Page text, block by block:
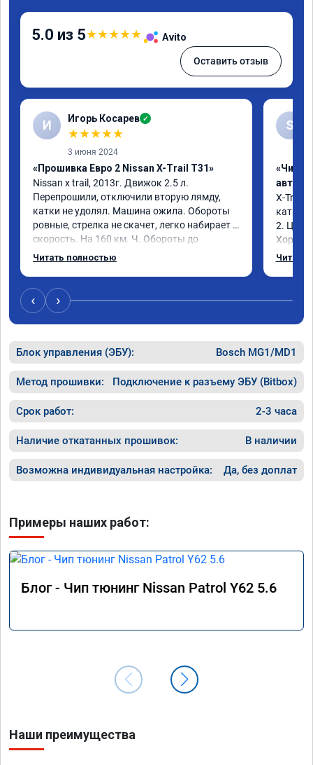
5.0 из 5★★★★★ Avito
Оставить отзыв
И Игорь Косарев ✓
★★★★★
3 июня 2024
«Прошивка Евро 2 Nissan X-Trail T31»
Nissan x trаil, 2013г. Движок 2.5 л.
Перепрошили, отключили вторую лямду,
катки не удолял. Машина ожила. Обороты
ровные, стрелка не скачет, легко набирает
скорость. На 160 км. Ч. Обороты до
3000.расход тот-же без изменения 12л.
Читать полностью
S
«Чип
X-Trail
2. Цена
Читать
‹ ›
Блок управления (ЭБУ): Bosch MG1/MD1
Метод прошивки: Подключение к разъему ЭБУ (Bitbox)
Срок работ: 2-3 часа
Наличие откатанных прошивок: В наличии
Возможна индивидуальная настройка: Да, без доплат
Примеры наших работ:
Блог - Чип тюнинг Nissan Patrol Y62 5.6
Наши преимущества